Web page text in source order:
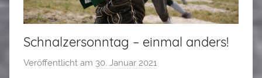
Schnalzersonntag – einmal anders!
Veröffentlicht am 30. Januar 2021